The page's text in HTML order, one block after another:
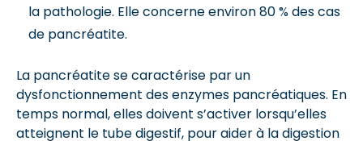
la pathologie. Elle concerne environ 80 % des cas
de pancréatite.
La pancréatite se caractérise par un
dysfonctionnement des enzymes pancréatiques. En
temps normal, elles doivent s’activer lorsqu’elles
atteignent le tube digestif, pour aider à la digestion